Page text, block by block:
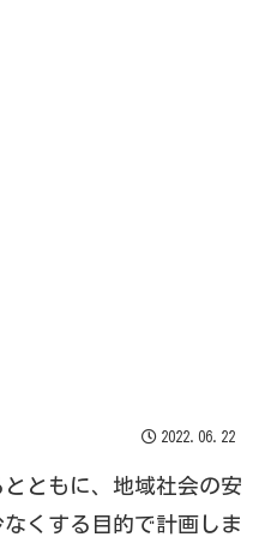
2022.06.22
ともに、地域社会の安
くする目的で計画しま